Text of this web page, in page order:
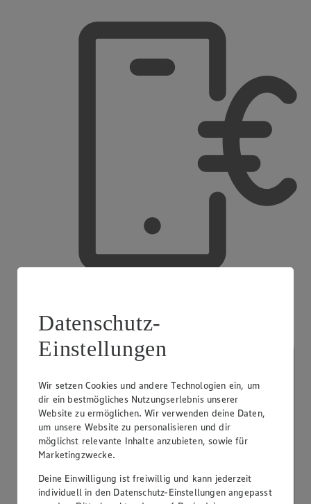
Datenschutz-
Einstellungen
Wir setzen Cookies und andere Technologien ein, um
dir ein bestmögliches Nutzungserlebnis unserer
Website zu ermöglichen. Wir verwenden deine Daten,
um unsere Website zu personalisieren und dir
möglichst relevante Inhalte anzubieten, sowie für
Marketingzwecke.
Deine Einwilligung ist freiwillig und kann jederzeit
individuell in den Datenschutz-Einstellungen angepasst